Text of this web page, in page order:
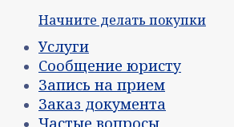
Начните делать покупки
Услуги
Сообщение юристу
Запись на прием
Заказ документа